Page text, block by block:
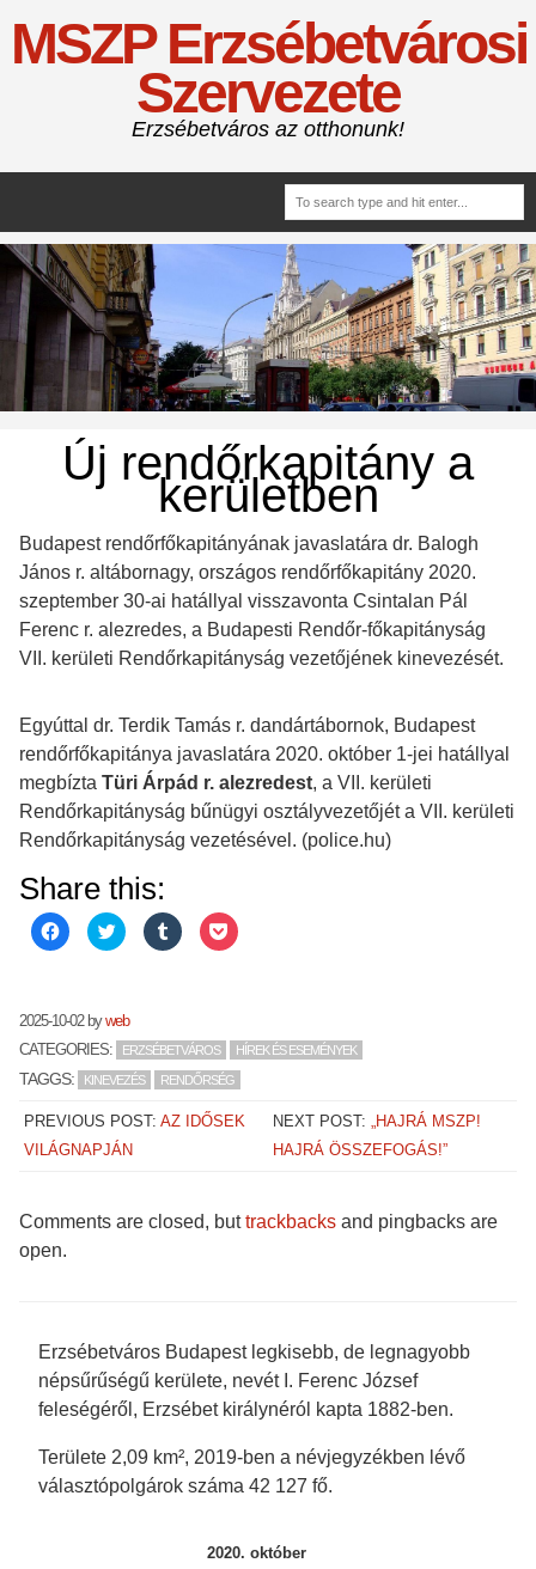
MSZP Erzsébetvárosi
Szervezete
Erzsébetváros az otthonunk!
Új rendőrkapitány a
kerületben
Budapest rendőrfőkapitányának javaslatára dr. Balogh
János r. altábornagy, országos rendőrfőkapitány 2020.
szeptember 30-ai hatállyal visszavonta Csintalan Pál
Ferenc r. alezredes, a Budapesti Rendőr-főkapitányság
VII. kerületi Rendőrkapitányság vezetőjének kinevezését.
Egyúttal dr. Terdik Tamás r. dandártábornok, Budapest
rendőrfőkapitánya javaslatára 2020. október 1-jei hatállyal
megbízta Türi Árpád r. alezredest, a VII. kerületi
Rendőrkapitányság bűnügyi osztályvezetőjét a VII. kerületi
Rendőrkapitányság vezetésével. (police.hu)
Share this:
Click
to
share
in
new
window)
Click
to
share
in
new
window)
Click
to
share
window)
Click
to
window)
2025-10-02byweb
CATEGORIES:
ERZSÉBETVÁROS HÍREK ÉS ESEMÉNYEK
TAGGS: KINEVEZÉS RENDŐRSÉG
PREVIOUS POST:AZ IDŐSEK
VILÁGNAPJÁN
NEXT POST:„HAJRÁ MSZP!
HAJRÁ ÖSSZEFOGÁS!”
Comments are closed, buttrackbacks and pingbacks are
open.
Erzsébetváros Budapest legkisebb, de legnagyobb
népsűrűségű kerülete, nevét I. Ferenc József
feleségéről, Erzsébet királynéról kapta 1882-ben.
Területe 2,09 km², 2019-ben a névjegyzékben lévő
választópolgárok száma 42 127 fő.
2020. október